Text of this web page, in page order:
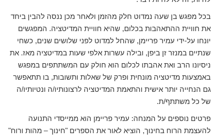
בכל מפגש בן שעה נמדוט חלק מהזמן ולאחר מכן ננסה להבין ביחד
את חוויית ההתאהבות בכלום, שהיא חוויית המדיטציה. המפגשים
יונחו על-ידי עמיר פריימן, שהחל למדוט לפני שלושים שנים, כשחי
שנתיים במנזר זן ביפן, ובילה עשרות אלפי שעות במדיטציה מאז. את
ניסיונו הרב ואת אהבתו לכלום הוא חולק עם המשתתפים במפגש
באמצעות מדיטציה מונחית ופרק של שאלות ותשובות, בו תתאפשר
גם הנחייה יותר אישית והתאמת המדיטציה לרצונותיו/ה ונטיותיו/ה
של כל משתתף/ת.
פרטים נוספים על המנחה: עמיר פריימן הוא ממייסדי התנועה
להעצמת הרוח בחינוך, הוציא לאור את הספרים "חינוך – מהות ורוח"